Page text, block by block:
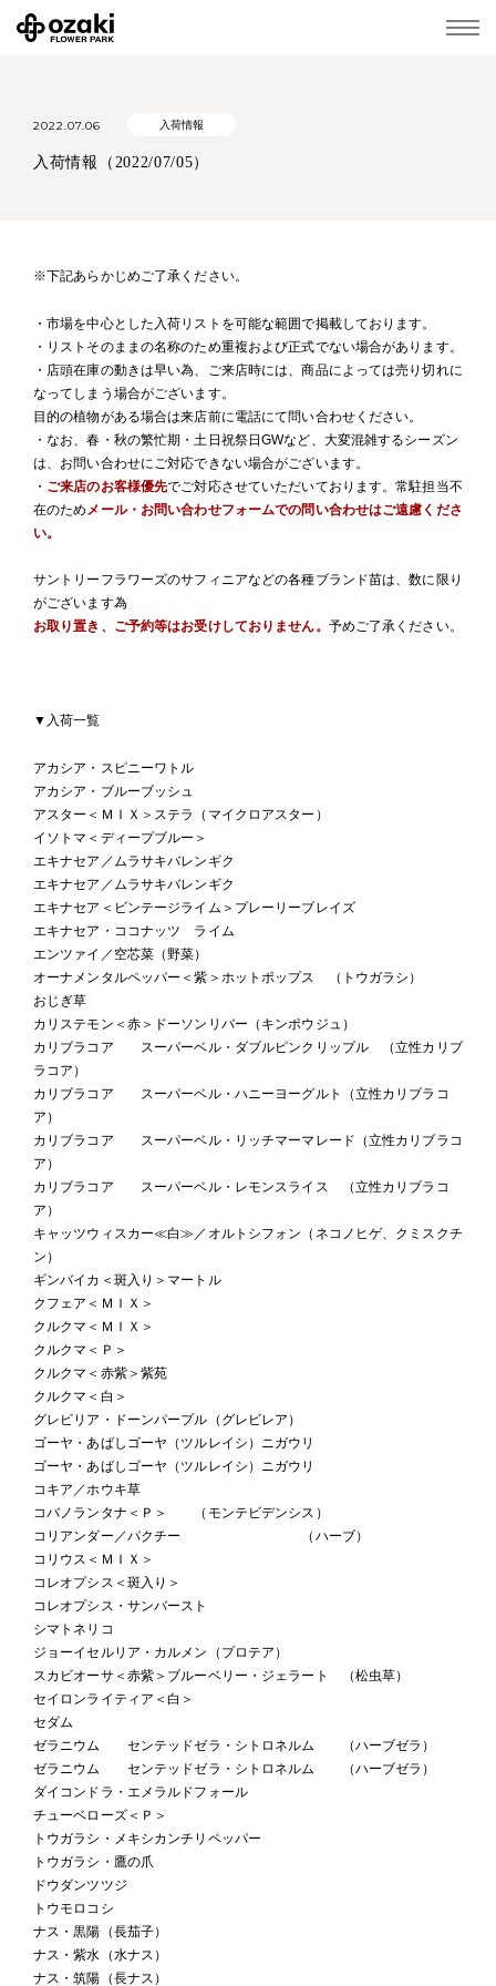
2022.07.06 入荷情報
入荷情報（2022/07/05）
※下記あらかじめご了承ください。
・市場を中心とした入荷リストを可能な範囲で掲載しております。
・リストそのままの名称のため重複および正式でない場合があります。
・店頭在庫の動きは早い為、ご来店時には、商品によっては売り切れに
なってしまう場合がございます。
目的の植物がある場合は来店前に電話にて問い合わせください。
・なお、春・秋の繁忙期・土日祝祭日GWなど、大変混雑するシーズン
は、お問い合わせにご対応できない場合がございます。
・ ご来店のお客様優先でご対応させていただいております。常駐担当不
在のため メール・お問い合わせフォームでの問い合わせはご遠慮くださ
い。
サントリーフラワーズのサフィニアなどの各種ブランド苗は、数に限り
がございます為
お取り置き、ご予約等はお受けしておりません。 予めご了承ください。
▼入荷一覧
アカシア・スピニーワトル
アカシア・ブルーブッシュ
アスター＜ＭＩＸ＞ステラ（マイクロアスター）
イソトマ＜ディープブルー＞
エキナセア／ムラサキバレンギク
エキナセア／ムラサキバレンギク
エキナセア＜ビンテージライム＞プレーリーブレイズ
エキナセア・ココナッツ ライム
エンツァイ／空芯菜（野菜）
オーナメンタルペッパー＜紫＞ホットポップス （トウガラシ）
おじぎ草
カリステモン＜赤＞ドーソンリバー（キンポウジュ）
カリブラコア スーパーベル・ダブルピンクリップル （立性カリブ
ラコア）
カリブラコア スーパーベル・ハニーヨーグルト（立性カリブラコ
ア）
カリブラコア スーパーベル・リッチマーマレード（立性カリブラコ
ア）
カリブラコア スーパーベル・レモンスライス （立性カリブラコ
ア）
キャッツウィスカー≪白≫／オルトシフォン（ネコノヒゲ、クミスクチ
ン）
ギンバイカ＜斑入り＞マートル
クフェア＜ＭＩＸ＞
クルクマ＜ＭＩＸ＞
クルクマ＜Ｐ＞
クルクマ＜赤紫＞紫苑
クルクマ＜白＞
グレビリア・ドーンパープル（グレビレア）
ゴーヤ・あばしゴーヤ（ツルレイシ）ニガウリ
ゴーヤ・あばしゴーヤ（ツルレイシ）ニガウリ
コキア／ホウキ草
コバノランタナ＜Ｐ＞ （モンテビデンシス）
コリアンダー／パクチー （ハーブ）
コリウス＜ＭＩＸ＞
コレオプシス＜斑入り＞
コレオプシス・サンバースト
シマトネリコ
ジョーイセルリア・カルメン（プロテア）
スカビオーサ＜赤紫＞ブルーベリー・ジェラート （松虫草）
セイロンライティア＜白＞
セダム
ゼラニウム センテッドゼラ・シトロネルム （ハーブゼラ）
ゼラニウム センテッドゼラ・シトロネルム （ハーブゼラ）
ダイコンドラ・エメラルドフォール
チューベローズ＜Ｐ＞
トウガラシ・メキシカンチリペッパー
トウガラシ・鷹の爪
ドウダンツツジ
トウモロコシ
ナス・黒陽（長茄子）
ナス・紫水（水ナス）
ナス・筑陽（長ナス）